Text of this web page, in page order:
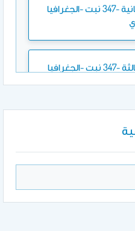
المحاضرة الثانية -347 نبت -الجغرافيا
المحاضرة الثالثة -347 نبت -الجغرافيا